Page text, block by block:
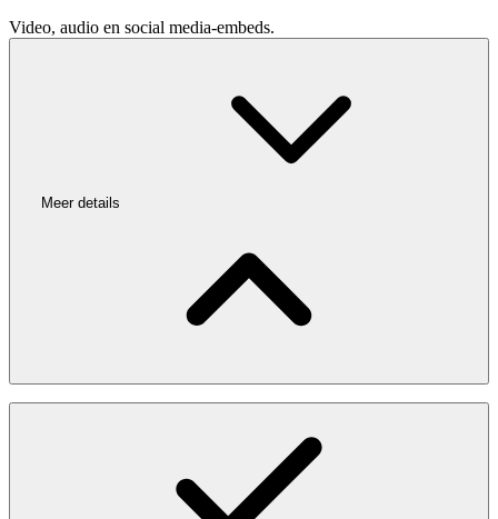
Video, audio en social media-embeds.
Meer details